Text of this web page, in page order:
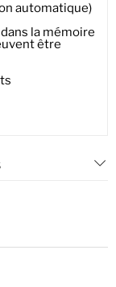
automatique)
la mémoire
être